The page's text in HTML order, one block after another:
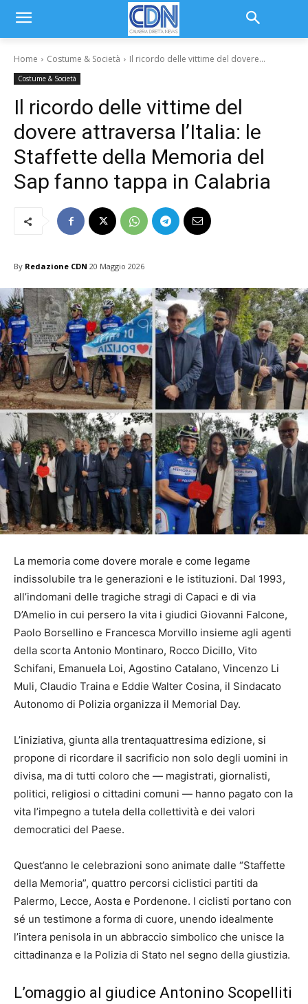
Home Costume & Società Il ricordo delle vittime del dovere...
Costume & Società
Il ricordo delle vittime del
dovere attraversa l’Italia: le
Staffette della Memoria del
Sap fanno tappa in Calabria
By Redazione CDN 20 Maggio 2026
La memoria come dovere morale e come legame
indissolubile tra le generazioni e le istituzioni. Dal 1993,
all’indomani delle tragiche stragi di Capaci e di via
D’Amelio in cui persero la vita i giudici Giovanni Falcone,
Paolo Borsellino e Francesca Morvillo insieme agli agenti
della scorta Antonio Montinaro, Rocco Dicillo, Vito
Schifani, Emanuela Loi, Agostino Catalano, Vincenzo Li
Muli, Claudio Traina e Eddie Walter Cosina, il Sindacato
Autonomo di Polizia organizza il Memorial Day.
L’iniziativa, giunta alla trentaquattresima edizione, si
propone di ricordare il sacrificio non solo degli uomini in
divisa, ma di tutti coloro che — magistrati, giornalisti,
politici, religiosi o cittadini comuni — hanno pagato con la
vita l’impegno a tutela della collettività e dei valori
democratici del Paese.
Quest’anno le celebrazioni sono animate dalle “Staffette
della Memoria”, quattro percorsi ciclistici partiti da
Palermo, Lecce, Aosta e Pordenone. I ciclisti portano con
sé un testimone a forma di cuore, unendo idealmente
l’intera penisola in un abbraccio simbolico che unisce la
cittadinanza e la Polizia di Stato nel segno della giustizia.
L’omaggio al giudice Antonino Scopelliti